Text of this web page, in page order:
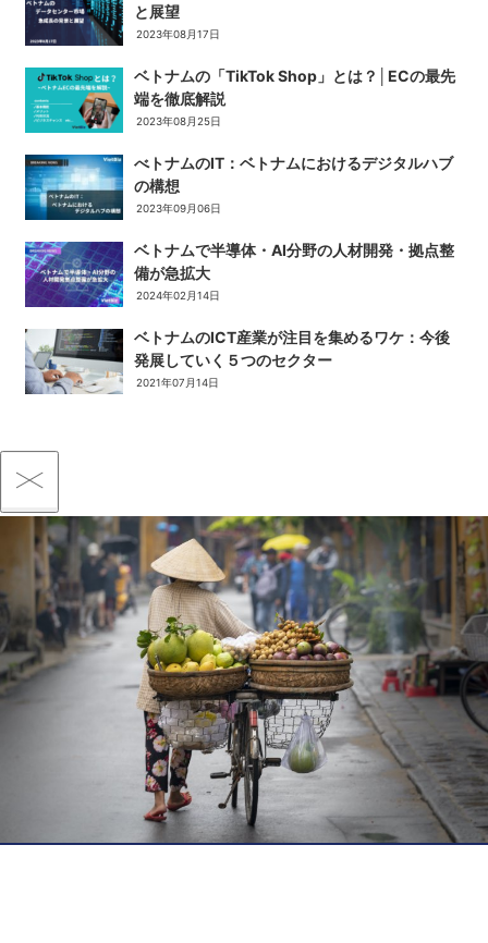
と展望
2023年08月17日
ベトナムの「TikTok Shop」とは？│ECの最先
端を徹底解説
2023年08月25日
べトナムのIT：ベトナムにおけるデジタルハブ
の構想
2023年09月06日
ベトナムで半導体・AI分野の人材開発・拠点整
備が急拡大
2024年02月14日
ベトナムのICT産業が注目を集めるワケ：今後
発展していく５つのセクター
2021年07月14日